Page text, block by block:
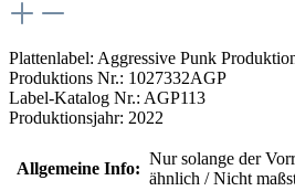
Plattenlabel: Aggressive Punk
Produktions Nr.: 1027332AGP
Label-Katalog Nr.: AGP113
Produktionsjahr: 2022
Allgemeine Info:
Nur solange der
ähnlich / Nicht